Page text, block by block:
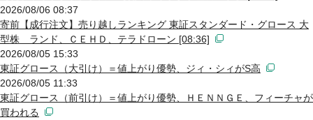
2026/08/06 08:37
寄前【成行注文】売り越しランキング 東証スタンダード・グロース 大
型株 ランド、ＣＥＨＤ、テラドローン [08:36]
2026/08/05 15:33
東証グロース（大引け）＝値上がり優勢、ジィ・シィがS高
2026/08/05 11:33
東証グロース（前引け）＝値上がり優勢、ＨＥＮＮＧＥ、フィーチャが
買われる